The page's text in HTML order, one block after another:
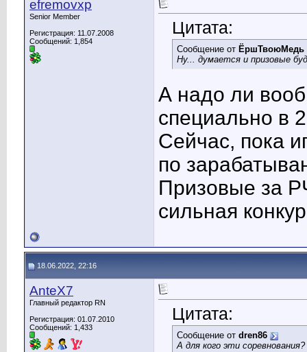
efremovxp
Senior Member
Регистрация: 11.07.2008
Сообщений: 1,854
Цитата:
Сообщение от ЁршТвоюМедь
Ну... думается и призовые
А надо ли
специально в
Сейчас, пока
по
Призовые за
сильная
18.06.2022, 22:16
AnteX7
Главный редактор RN
Регистрация: 01.07.2010
Сообщений: 1,433
Цитата:
Сообщение от dren86
А для кого эти соревнования?